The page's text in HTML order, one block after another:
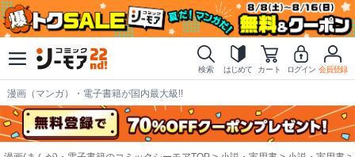
検索 はじめて カート ログイン 会員登録
漫画（マンガ）・電子書籍が国内最大級!!